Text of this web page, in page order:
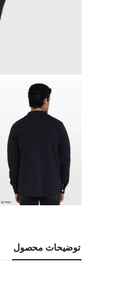
توضیحات محصول